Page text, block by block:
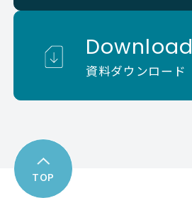
Download
資料ダウンロード
TOP